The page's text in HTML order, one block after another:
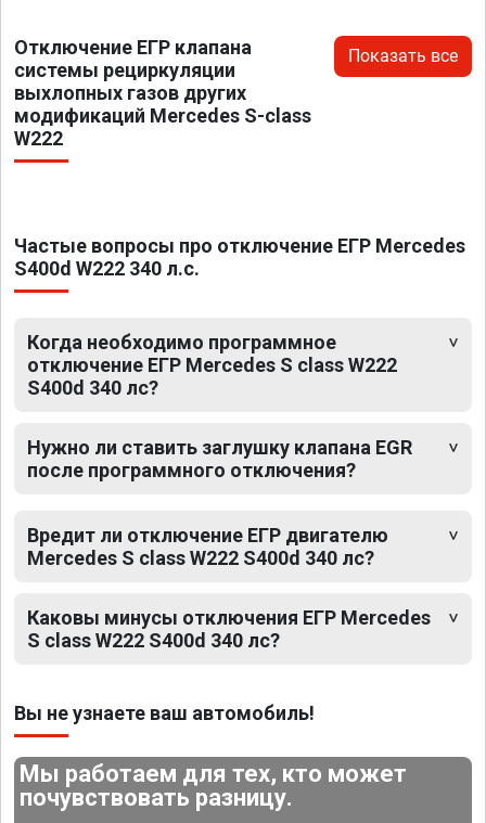
Отключение ЕГР клапана
системы рециркуляции
выхлопных газов других
модификаций Mercedes S-class
W222
Показать все
Частые вопросы про отключение ЕГР Mercedes
S400d W222 340 л.с.
Когда необходимо программное
отключение ЕГР Mercedes S class W222
S400d 340 лс?
Нужно ли ставить заглушку клапана EGR
после программного отключения?
Вредит ли отключение ЕГР двигателю
Mercedes S class W222 S400d 340 лс?
Каковы минусы отключения ЕГР Mercedes
S class W222 S400d 340 лс?
Вы не узнаете ваш автомобиль!
Мы работаем для тех, кто может
почувствовать разницу.